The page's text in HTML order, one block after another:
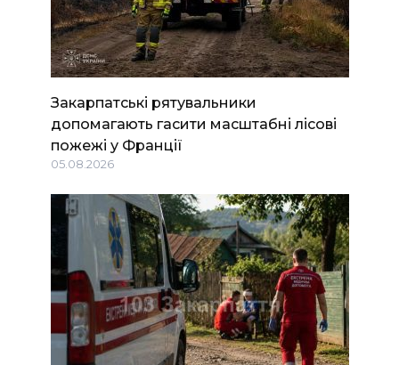
Закарпатські рятувальники
допомагають гасити масштабні лісові
пожежі у Франції
05.08.2026